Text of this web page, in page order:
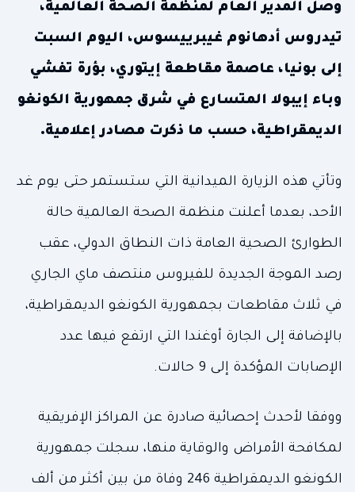
وصل المدير العام لمنظمة الصحة العالمية،
تيدروس أدهانوم غيبرييسوس، اليوم السبت
إلى بونيا، عاصمة مقاطعة إيتوري، بؤرة تفشي
وباء إيبولا المتسارع في شرق جمهورية الكونغو
الديمقراطية، حسب ما ذكرت مصادر إعلامية.
وتأتي هذه الزيارة الميدانية التي ستستمر حتى يوم غد
الأحد، بعدما أعلنت منظمة الصحة العالمية حالة
الطوارئ الصحية العامة ذات النطاق الدولي، عقب
رصد الموجة الجديدة للفيروس منتصف ماي الجاري
في ثلاث مقاطعات بجمهورية الكونغو الديمقراطية،
بالإضافة إلى الجارة أوغندا التي ارتفع فيها عدد
الإصابات المؤكدة إلى 9 حالات.
ووفقا لأحدث إحصائية صادرة عن المراكز الإفريقية
لمكافحة الأمراض والوقاية منها، سجلت جمهورية
الكونغو الديمقراطية 246 وفاة من بين أكثر من ألف